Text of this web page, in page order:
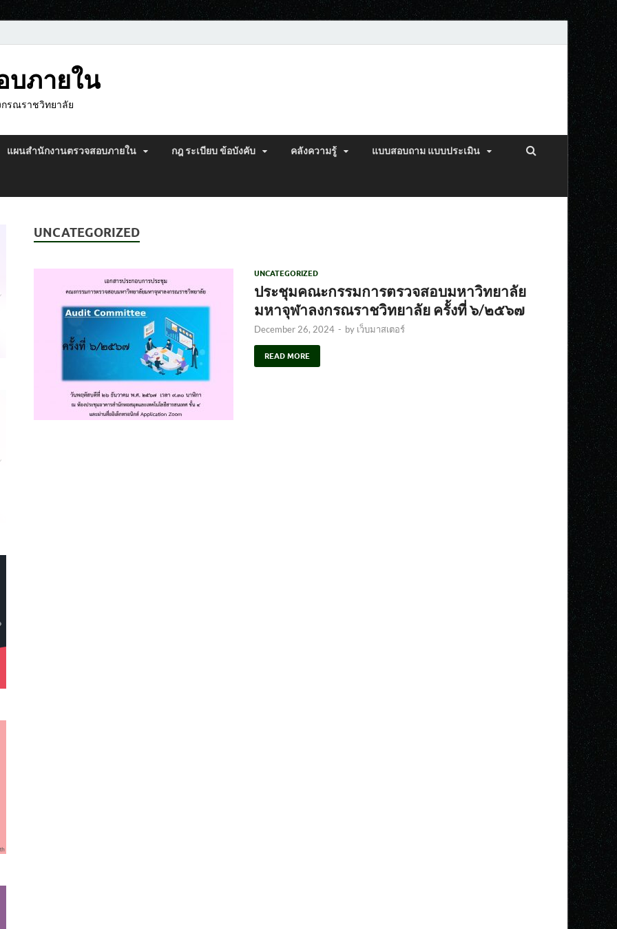
บภายใน
รณราชวิทยาลัย
แผนสำนักงานตรวจสอบภายใน กฎ ระเบียบ ข้อบังคับ คลังความรู้ แบบสอบถาม แบบประเมิน
UNCATEGORIZED
UNCATEGORIZED
ประชุมคณะกรรมการตรวจสอบมหาวิทยาลัย
มหาจุฬาลงกรณราชวิทยาลัย ครั้งที่ ๖/๒๕๖๗
December 26, 2024 - by เว็บมาสเตอร์
READ MORE